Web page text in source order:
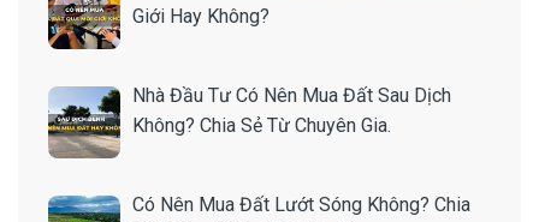
Giới Hay Không?
Nhà Đầu Tư Có Nên Mua Đất Sau Dịch
Không? Chia Sẻ Từ Chuyên Gia.
Có Nên Mua Đất Lướt Sóng Không? Chia